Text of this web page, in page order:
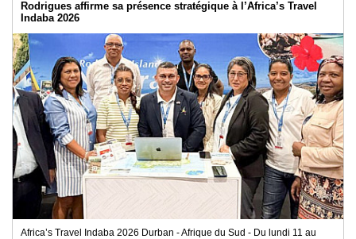
Rodrigues affirme sa présence stratégique à l’Africa’s Travel
Indaba 2026
Africa’s Travel Indaba 2026 Durban - Afrique du Sud - Du lundi 11 au